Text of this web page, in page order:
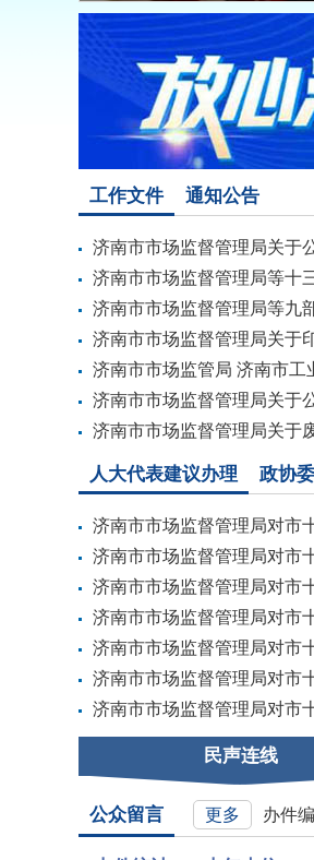
工作文件 通知公告
济南市市场监督管理局关于
济南市市场监督管理局等十
济南市市场监督管理局等九
济南市市场监督管理局关于
济南市市场监管局 济南市工
济南市市场监督管理局关于
济南市市场监督管理局关于
人大代表建议办理 政协
济南市市场监督管理局对市
济南市市场监督管理局对市
济南市市场监督管理局对市
济南市市场监督管理局对市
济南市市场监督管理局对市
济南市市场监督管理局对市
济南市市场监督管理局对市
民声连线
公众留言 更多